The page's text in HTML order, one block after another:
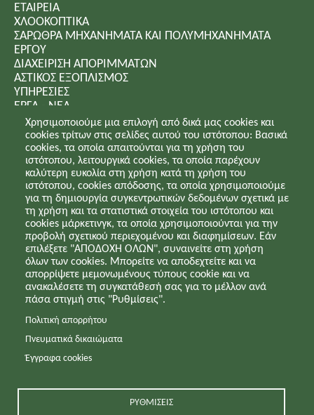
Χρησιμοποιούμε μια επιλογή από δικά μας cookies και
cookies τρίτων στις σελίδες αυτού του ιστότοπου: Βασικά
cookies, τα οποία απαιτούνται για τη χρήση του
ιστότοπου, λειτουργικά cookies, τα οποία παρέχουν
καλύτερη ευκολία στη χρήση κατά τη χρήση του
ιστότοπου, cookies απόδοσης, τα οποία χρησιμοποιούμε
για τη δημιουργία συγκεντρωτικών δεδομένων σχετικά με
τη χρήση και τα στατιστικά στοιχεία του ιστότοπου και
cookies μάρκετινγκ, τα οποία χρησιμοποιούνται για την
προβολή σχετικού περιεχομένου και διαφημίσεων. Εάν
επιλέξετε "ΑΠΟΔΟΧΗ ΟΛΩΝ", συναινείτε στη χρήση
όλων των cookies. Μπορείτε να αποδεχτείτε και να
απορρίψετε μεμονωμένους τύπους cookie και να
ανακαλέσετε τη συγκατάθεσή σας για το μέλλον ανά
πάσα στιγμή στις "Ρυθμίσεις".
Πολιτική απορρήτου
Πνευματικά δικαιώματα
Έγγραφα cookies
ΡΥΘΜΊΣΕΙΣ
ΕΤΑΙΡΕΙΑ
ΧΛΟΟΚΟΠΤΙΚΑ
ΣΑΡΩΘΡΑ ΜΗΧΑΝΗΜΑΤΑ ΚΑΙ ΠΟΛΥΜΗΧΑΝΗΜΑΤΑ
ΕΡΓΟΥ
ΔΙΑΧΕΙΡΙΣΗ ΑΠΟΡΙΜΜΑΤΩΝ
ΑΣΤΙΚΟΣ ΕΞΟΠΛΙΣΜΟΣ
ΥΠΗΡΕΣΊΕΣ
ΕΡΓΑ - ΝΕΑ
ΕΠΙΚΟΙΝΩΝΊΑ
Πολιτική απορρήτου - Πνευματικά δικαώματα -
Έγγραφα cookies
ΕΓΓΡΑΦΕΙΤΕ ΣΤΟ NEWSLETTER
Εγγραφείτε στο Newsletter μας για να λαμβάνετε
ενημερώσεις για τα νέα της εταιρείας μας.